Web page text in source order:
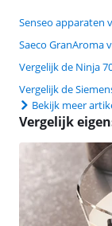
Senseo apparaten
Saeco GranAroma
Vergelijk de Ninja
Vergelijk de
Bekijk meer
Vergelijk